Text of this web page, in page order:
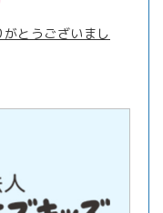
とうございまし